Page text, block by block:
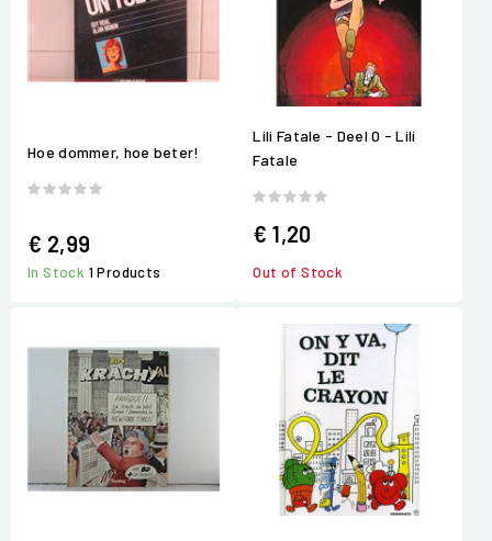
Hoe dommer, hoe beter!
€ 2,99
In Stock 1 Products
Lili Fatale - Deel 0 - Lili
Fatale
€ 1,20
Out of Stock